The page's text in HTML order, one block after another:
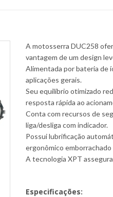
A motosserra DUC258
vantagem de um design
Alimentada por bateria de
aplicações gerais.
Seu equilíbrio otimizado
resposta rápida ao
Conta com recursos de
liga/desliga com indicador.
Possui lubrificação
ergonômico
A tecnologia XPT
Especificações: